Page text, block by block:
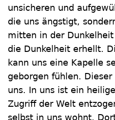
unsicheren und
die uns ängstigt,
mitten in der
die Dunkelheit erhellt.
kann uns eine Kapelle
geborgen fühlen.
uns. In uns ist ein
Zugriff der Welt
selbst in uns wohnt.